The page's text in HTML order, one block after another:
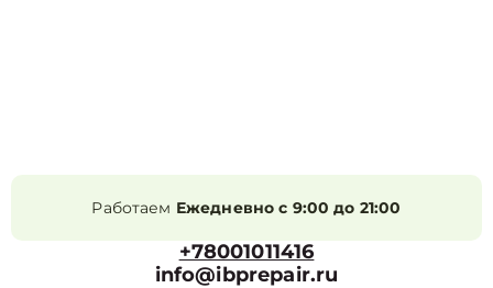
Работаем Ежедневно с 9:00 до 21:00
+78001011416
info@ibprepair.ru